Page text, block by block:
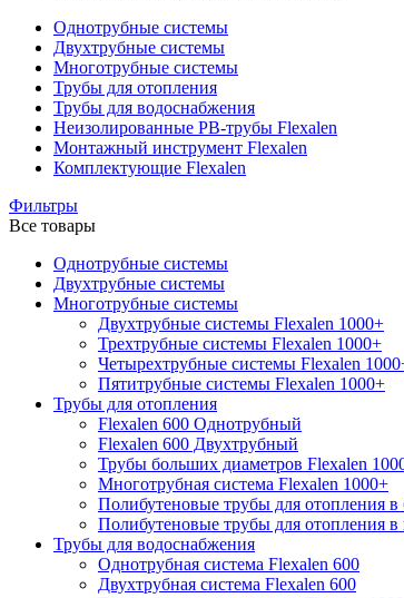
Однотрубные системы
Двухтрубные системы
Многотрубные системы
Трубы для отопления
Трубы для водоснабжения
Неизолированные PB-трубы Flexalen
Монтажный инструмент Flexalen
Комплектующие Flexalen
Фильтры
Все товары
Однотрубные системы
Двухтрубные системы
Многотрубные системы
Двухтрубные системы Flexalen 1000+
Трехтрубные системы Flexalen 1000+
Четырехтрубные системы Flexalen
Пятитрубные системы Flexalen 1000+
Трубы для отопления
Flexalen 600 Однотрубный
Flexalen 600 Двухтрубный
Трубы больших диаметров Flexalen
Многотрубная система Flexalen 1000+
Полибутеновые трубы для отопления в
Полибутеновые трубы для отопления в
Трубы для водоснабжения
Однотрубная система Flexalen 600
Двухтрубная система Flexalen 600